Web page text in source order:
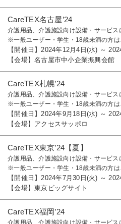
CareTEX名古屋’24
介護用品、介護施設向け設備・サービス
※一般ユーザー・学生・18歳未満の方は
【開催日】2024年12月4日(水) ～
【会場】名古屋市中小企業振興会館
CareTEX札幌’24
介護用品、介護施設向け設備・サービス
※一般ユーザー・学生・18歳未満の方は
【開催日】2024年9月18日(水) ～
【会場】アクセスサッポロ
CareTEX東京’24【夏】
介護用品、介護施設向け設備・サービス
※一般ユーザー・学生・18歳未満の方は
【開催日】2024年7月30日(火) ～
【会場】東京ビッグサイト
CareTEX福岡’24
介護用品、介護施設向け設備・サービス